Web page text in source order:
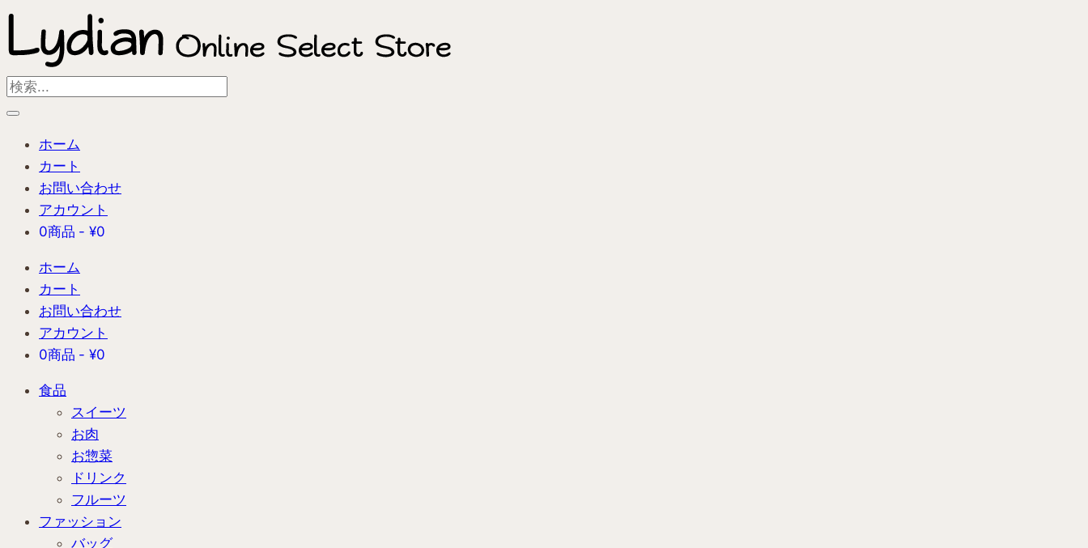
内
を
ス
Search
...
ホーム
カート
お問い合わせ
アカウント
0商品
¥0
ホーム
カート
お問い合わせ
アカウント
0商品
¥0
食品
スイーツ
お肉
お惣菜
ドリンク
フルーツ
ファッション
バッグ